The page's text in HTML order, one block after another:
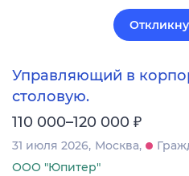
Управляющий в
столовую.
110 000–120 000 ₽
31 июля 2026 Москва
ООО "Юпитер"